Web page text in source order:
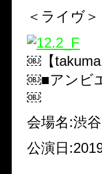
＜ライヴ＞
￼【
￼■アンビ
￼
会場名:渋
公演日